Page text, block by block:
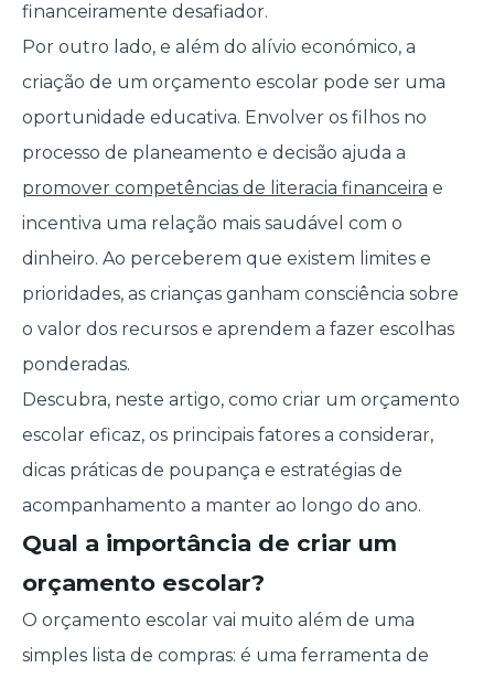
financeiramente desafiador.
Por outro lado, e além do alívio económico, a
criação de um orçamento escolar pode ser uma
oportunidade educativa. Envolver os filhos no
processo de planeamento e decisão ajuda a
promover competências de literacia financeira e
incentiva uma relação mais saudável com o
dinheiro. Ao perceberem que existem limites e
prioridades, as crianças ganham consciência sobre
o valor dos recursos e aprendem a fazer escolhas
ponderadas.
Descubra, neste artigo, como criar um orçamento
escolar eficaz, os principais fatores a considerar,
dicas práticas de poupança e estratégias de
acompanhamento a manter ao longo do ano.
Qual a importância de criar um
orçamento escolar?
O orçamento escolar vai muito além de uma
simples lista de compras: é uma ferramenta de